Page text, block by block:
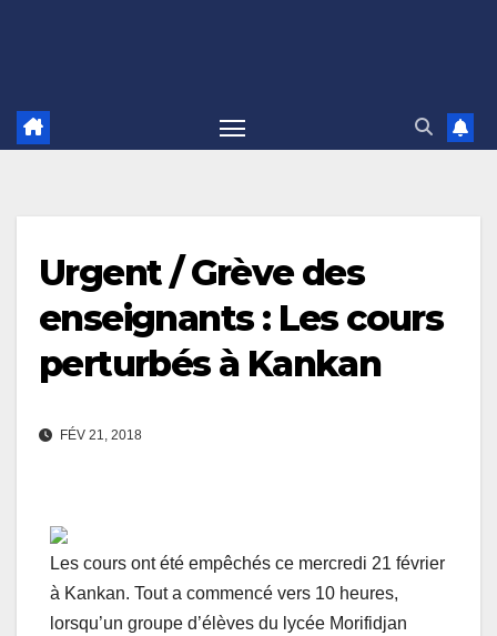
Urgent / Grève des
enseignants : Les cours
perturbés à Kankan
FÉV 21, 2018
Les cours ont été empêchés ce mercredi 21 février
à Kankan. Tout a commencé vers 10 heures,
lorsqu’un groupe d’élèves du lycée Morifidjan